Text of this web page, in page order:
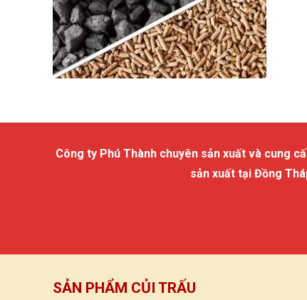
Công ty Phú Thành chuyên sản xuất và cung
sản xuất tại Đồng
SẢN PHẨM CỦI TRẤU